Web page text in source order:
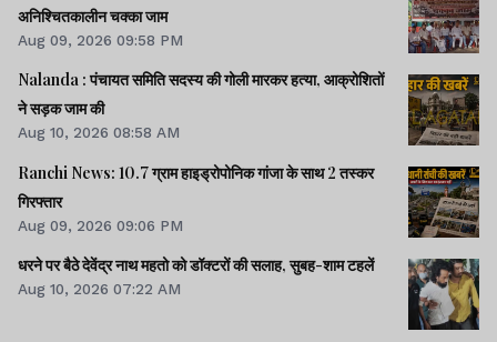
अनिश्चितकालीन चक्का जाम
Aug 09, 2026 09:58 PM
Nalanda : पंचायत समिति सदस्य की गोली मारकर हत्या, आक्रोशितों
ने सड़क जाम की
Aug 10, 2026 08:58 AM
Ranchi News: 10.7 ग्राम हाइड्रोपोनिक गांजा के साथ 2 तस्कर
गिरफ्तार
Aug 09, 2026 09:06 PM
धरने पर बैठे देवेंद्र नाथ महतो को डॉक्टरों की सलाह, सुबह-शाम टहलें
Aug 10, 2026 07:22 AM